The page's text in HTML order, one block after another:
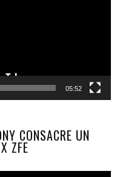
05:52
CONSACRE UN
ZFE